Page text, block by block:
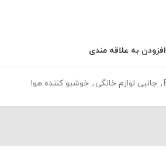
افزودن به علاقه مندی
, جانبی لوازم خانگی , خوشبو کننده هوا